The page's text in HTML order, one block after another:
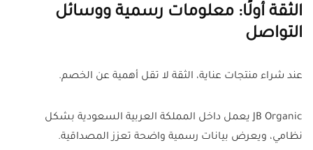
الثقة أولًا: معلومات رسمية ووسائل
التواصل
عند شراء منتجات عناية، الثقة لا تقل أهمية عن الخصم.
JB Organic يعمل داخل المملكة العربية السعودية بشكل
نظامي، ويعرض بيانات رسمية واضحة تعزز المصداقية.